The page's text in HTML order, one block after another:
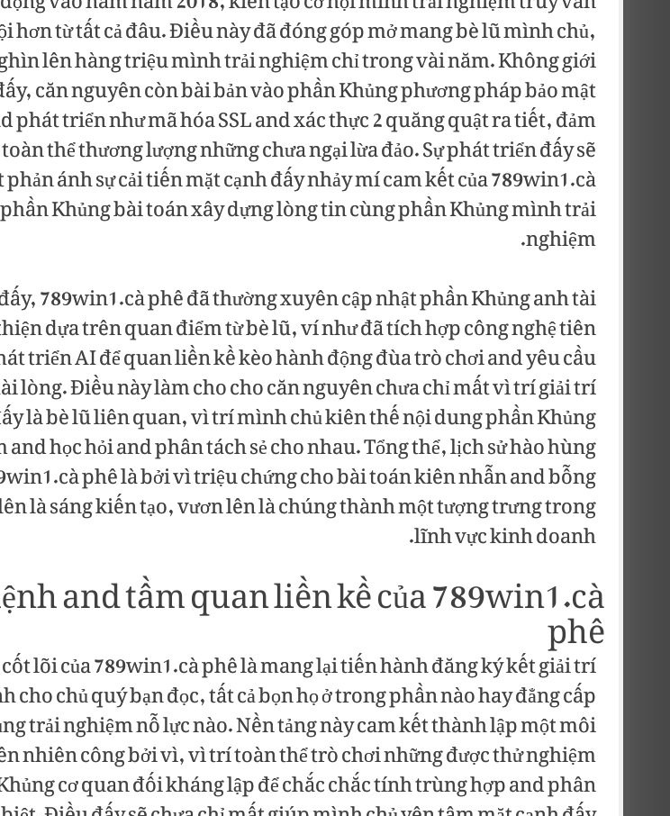
từ tất cả đâu. Điều này đã đóng góp mở mang bè lũ mình chủ,
lên hàng triệu mình trải nghiệm chỉ trong vài năm. Không giới
căn nguyên còn bài bản vào phần Khủng phương pháp bảo mật
triển như mã hóa SSL and xác thực 2 quăng quật ra tiết, đảm
thể thương lượng những chưa ngại lừa đảo. Sự phát triển đấy sẽ
ánh sự cải tiến mặt cạnh đấy nhảy mí cam kết của 789win1.cà
Khủng bài toán xây dựng lòng tin cùng phần Khủng mình trải
nghiệm.
789win1.cà phê đã thường xuyên cập nhật phần Khủng anh tài
dựa trên quan điểm từ bè lũ, ví như đã tích hợp công nghệ tiên
triển AI để quan liền kề kèo hành động đùa trò chơi and yêu cầu
lòng. Điều này làm cho cho căn nguyên chưa chỉ mất vì trí giải trí
là bè lũ liên quan, vì trí mình chủ kiên thế nội dung phần Khủng
học hỏi and phân tách sẻ cho nhau. Tổng thể, lịch sử hào hùng
phê là bởi vì triệu chứng cho bài toán kiên nhẫn and bỗng
là sáng kiến tạo, vươn lên là chúng thành một tượng trưng trong
lĩnh vực kinh doanh.
and tầm quan liền kề của 789win1.cà
phê
lõi của 789win1.cà phê là mang lại tiến hành đăng ký kết giải trí
cho chủ quý bạn đọc, tất cả bọn họ ở trong phần nào hay đẳng cấp
trải nghiệm nỗ lực nào. Nền tảng này cam kết thành lập một môi
nhiên công bởi vì, vì trí toàn thể trò chơi những được thử nghiệm
cơ quan đối kháng lập để chắc chắc tính trùng hợp and phân